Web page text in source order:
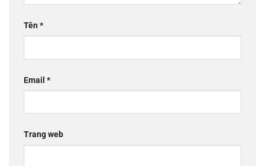
Tên*
Email *
Trang web